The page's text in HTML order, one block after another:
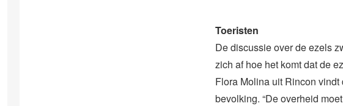
Toeristen
De discussie over de ezels
zich af hoe het komt dat de
Flora Molina uit Rincon
bevolking. “De overheid